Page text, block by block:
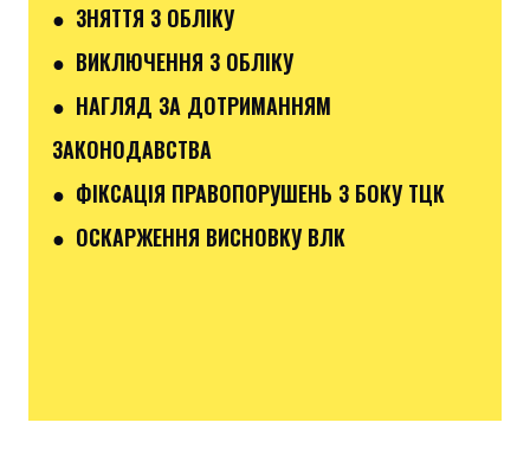
● ЗНЯТТЯ З ОБЛІКУ
● ВИКЛЮЧЕННЯ З ОБЛІКУ
● НАГЛЯД ЗА ДОТРИМАННЯМ
ЗАКОНОДАВСТВА
● ФІКСАЦІЯ ПРАВОПОРУШЕНЬ З БОКУ ТЦК
● ОСКАРЖЕННЯ ВИСНОВКУ ВЛК